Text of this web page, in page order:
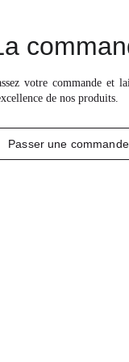
votre commande et
de nos produits.
Passer une commande